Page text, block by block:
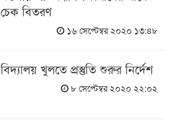
চেক বিতরণ
১৬ সেপ্টেম্বর ২০২০ ১৩:৪৮
বিদ্যালয় খুলতে প্রস্তুতি শুরুর নির্দেশ
৮ সেপ্টেম্বর ২০২০ ২২:০২